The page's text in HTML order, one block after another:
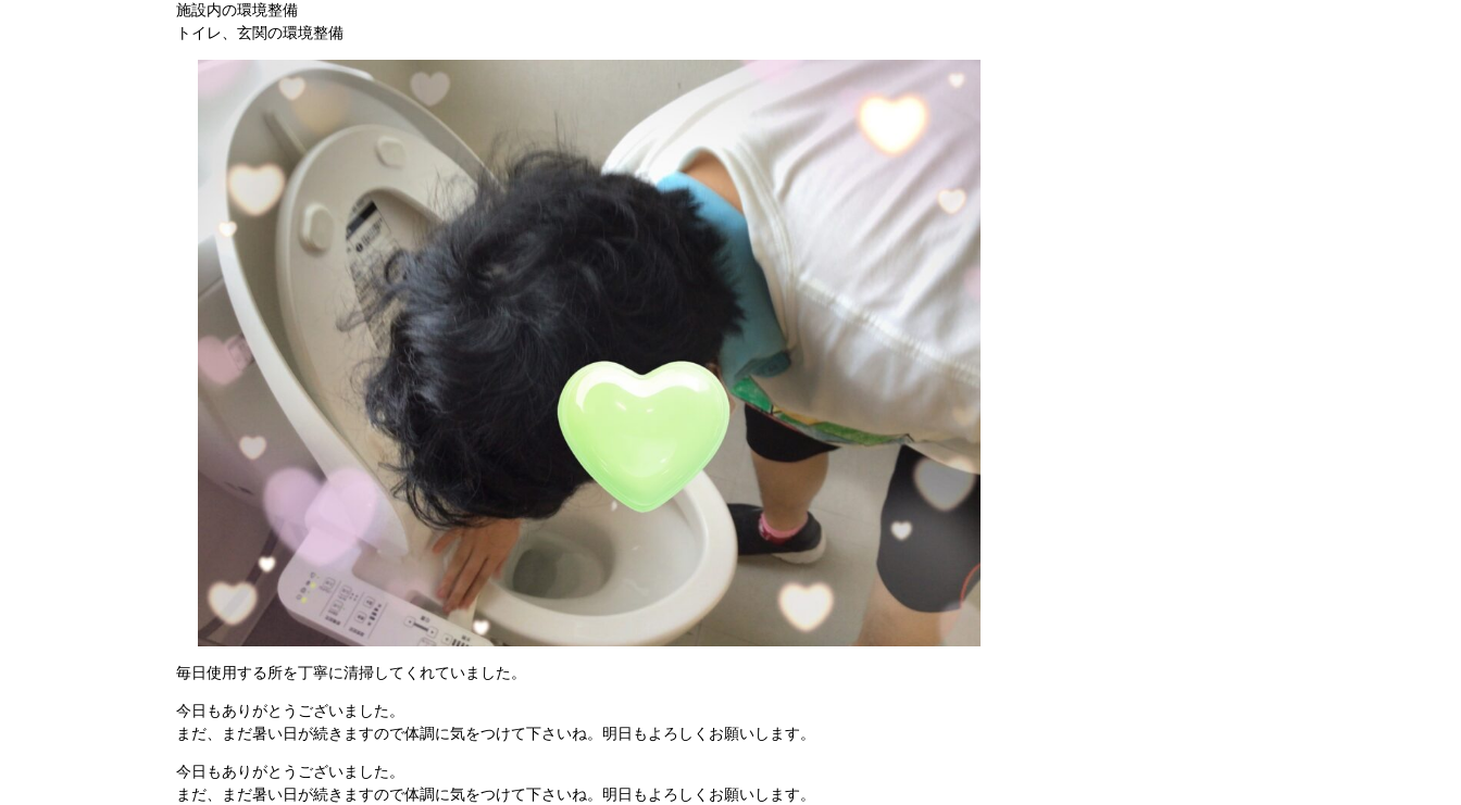
施設内の環境整備
トイレ、玄関の環境整備
毎日使用する所を丁寧に清掃してくれていました。
今日もありがとうございました。
まだ、まだ暑い日が続きますので体調に気をつけて下さいね。明日もよろしくお願いします。
今日もありがとうございました。
まだ、まだ暑い日が続きますので体調に気をつけて下さいね。明日もよろしくお願いします。